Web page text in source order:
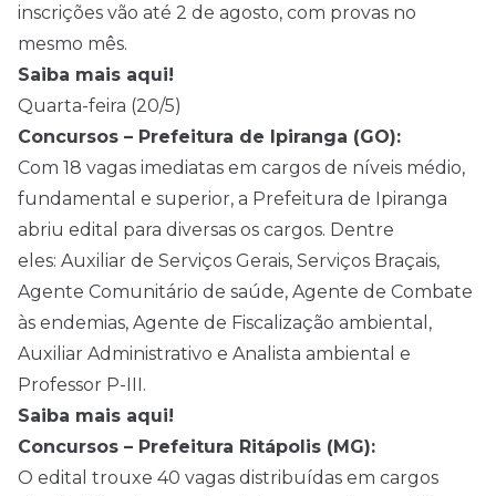
inscrições vão até 2 de agosto, com provas no
mesmo mês.
Saiba mais aqui!
Quarta-feira (20/5)
Concursos – Prefeitura de Ipiranga (GO):
Com 18 vagas imediatas em cargos de níveis médio,
fundamental e superior, a Prefeitura de Ipiranga
abriu edital para diversas os cargos. Dentre
eles: Auxiliar de Serviços Gerais, Serviços Braçais,
Agente Comunitário de saúde, Agente de Combate
às endemias, Agente de Fiscalização ambiental,
Auxiliar Administrativo e Analista ambiental e
Professor P-III.
Saiba mais aqui!
Concursos – Prefeitura Ritápolis (MG):
O edital trouxe 40 vagas distribuídas em cargos